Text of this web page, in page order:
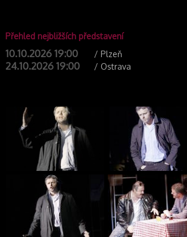
Přehled nejbližších představení
10.10.2026 19:00 / Plzeň
24.10.2026 19:00 / Ostrava